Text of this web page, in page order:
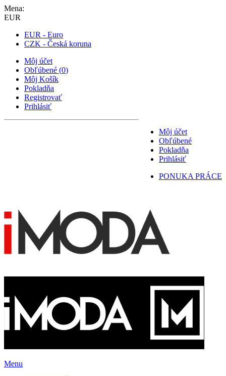
Mena:
EUR
EUR - Euro
CZK - Česká koruna
Môj účet
Obľúbené (0)
Môj Košík
Pokladňa
Registrovať
Prihlásiť
Môj účet
Obľúbené
Pokladňa
Prihlásiť
PONUKA PRÁCE
Menu